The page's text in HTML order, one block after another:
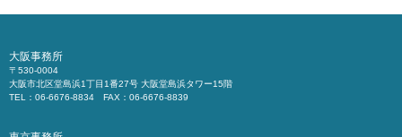
大阪事務所
〒530-0004
大阪市北区堂島浜1丁目1番27号 大阪堂島浜タワー15階
TEL：06-6676-8834 FAX：06-6676-8839